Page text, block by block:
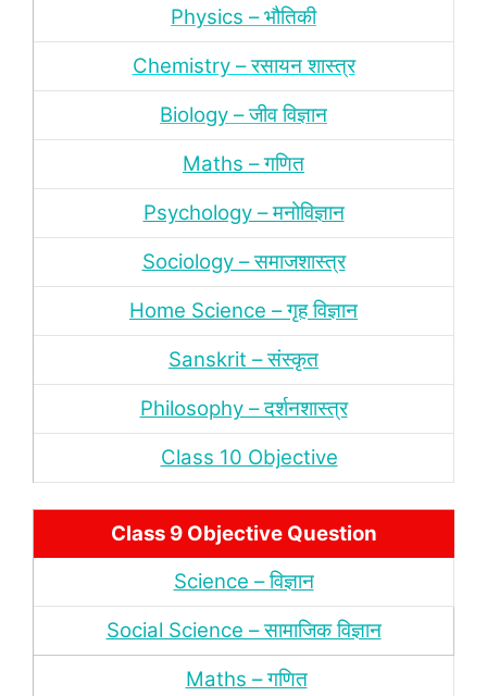
Physics – भौतिकी
Chemistry – रसायन शास्‍त्र
Biology – जीव विज्ञान
Maths – गणित
Psychology – मनोविज्ञान
Sociology – समाजशास्‍त्र
Home Science – गृह विज्ञान
Sanskrit – संस्‍कृत
Philosophy – दर्शनशास्‍त्र
Class 10 Objective
Class 9 Objective Question
Science – विज्ञान
Social Science – सामाजिक विज्ञान
Maths – गणित